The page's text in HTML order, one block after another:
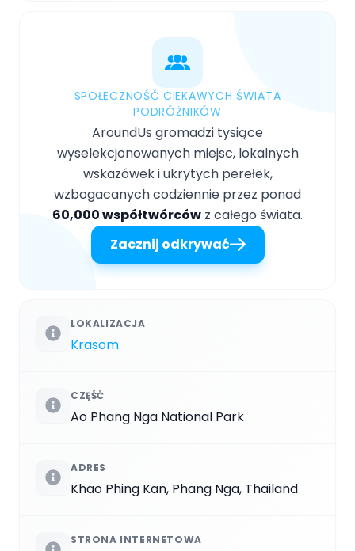
SPOŁECZNOŚĆ CIEKAWYCH ŚWIATA
PODRÓŻNIKÓW
AroundUs gromadzi tysiące
wyselekcjonowanych miejsc, lokalnych
wskazówek i ukrytych perełek,
wzbogacanych codziennie przez ponad
60,000 współtwórców z całego świata.
Zacznij odkrywać
LOKALIZACJA
Krasom
CZĘŚĆ
Ao Phang Nga National Park
ADRES
Khao Phing Kan, Phang Nga, Thailand
STRONA INTERNETOWA